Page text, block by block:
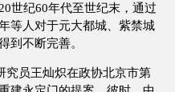
世纪60年代至世纪末，通过
等人对于元大都城、紫禁城
到不断完善。
究员王灿炽在政协北京市第